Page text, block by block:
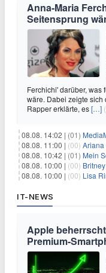
Anna-Maria
Seitensprung
Ferchichi' darüber,
wäre. Dabei zeigte
Rapper erklärte, es[…]
08.08. 14:02 | (01)
08.08. 11:00 | (00) Ariana
08.08. 10:42 | (01) Mein
08.08. 10:00 | (00) Britney
08.08. 10:00 | (00) Lisa
IT-NEWS
Apple
Premium-